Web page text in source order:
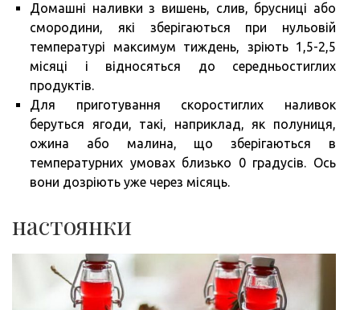
Домашні наливки з вишень, слив, брусниці або
смородини, які зберігаються при нульовій
температурі максимум тиждень, зріють 1,5-2,5
місяці і відносяться до середньостиглих
продуктів.
Для приготування скоростиглих наливок
беруться ягоди, такі, наприклад, як полуниця,
ожина або малина, що зберігаються в
температурних умовах близько 0 градусів. Ось
вони дозріють уже через місяць.
настоянки